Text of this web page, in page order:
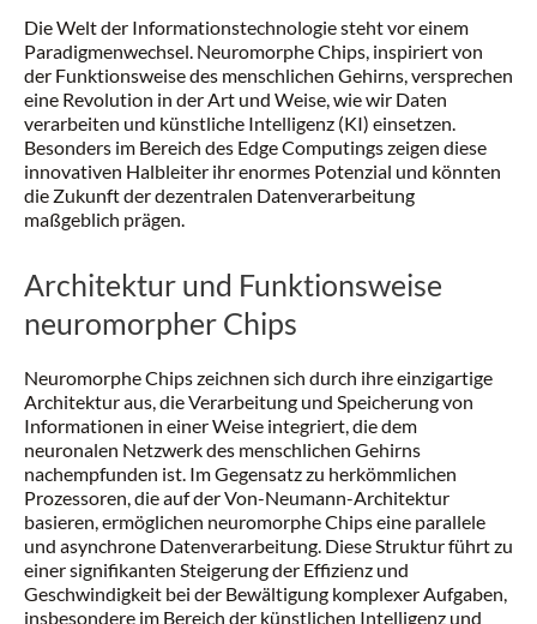
Die Welt der Informationstechnologie steht vor einem
Paradigmenwechsel. Neuromorphe Chips, inspiriert von
der Funktionsweise des menschlichen Gehirns, versprechen
eine Revolution in der Art und Weise, wie wir Daten
verarbeiten und künstliche Intelligenz (KI) einsetzen.
Besonders im Bereich des Edge Computings zeigen diese
innovativen Halbleiter ihr enormes Potenzial und könnten
die Zukunft der dezentralen Datenverarbeitung
maßgeblich prägen.
Architektur und Funktionsweise
neuromorpher Chips
Neuromorphe Chips zeichnen sich durch ihre einzigartige
Architektur aus, die Verarbeitung und Speicherung von
Informationen in einer Weise integriert, die dem
neuronalen Netzwerk des menschlichen Gehirns
nachempfunden ist. Im Gegensatz zu herkömmlichen
Prozessoren, die auf der Von-Neumann-Architektur
basieren, ermöglichen neuromorphe Chips eine parallele
und asynchrone Datenverarbeitung. Diese Struktur führt zu
einer signifikanten Steigerung der Effizienz und
Geschwindigkeit bei der Bewältigung komplexer Aufgaben,
insbesondere im Bereich der künstlichen Intelligenz und